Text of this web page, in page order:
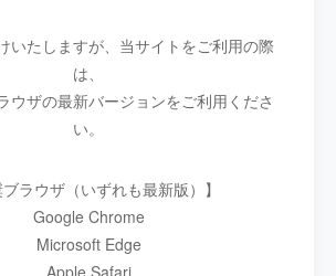
いたしますが、当サイトをご利用の際
は、
ウザの最新バージョンをご利用くださ
い。
ブラウザ（いずれも最新版）】
Google Chrome
Microsoft Edge
Apple Safari